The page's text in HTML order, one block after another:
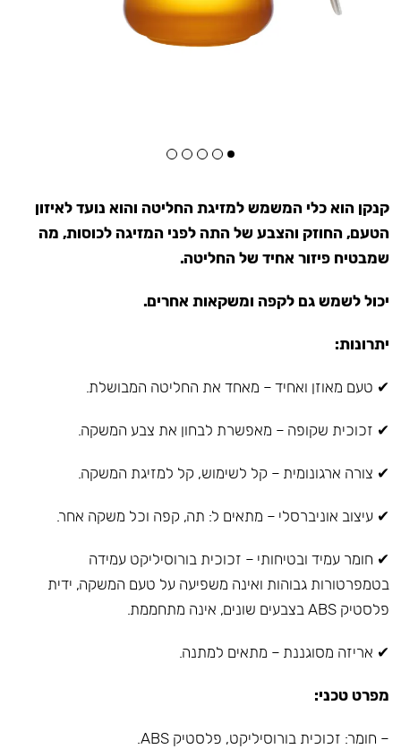
קנקן הוא כלי המשמש למזיגת החליטה והוא נועד לאיזון
הטעם, החוזק והצבע של התה לפני המזיגה לכוסות, מה
שמבטיח פיזור אחיד של החליטה.
יכול לשמש גם לקפה ומשקאות אחרים.
יתרונות:
✔ טעם מאוזן ואחיד – מאחד את החליטה המבושלת.
✔ זכוכית שקופה – מאפשרת לבחון את צבע המשקה.
✔ צורה ארגונומית – קל לשימוש, קל למזיגת המשקה.
✔ עיצוב אוניברסלי – מתאים ל: תה, קפה וכל משקה אחר.
✔ חומר עמיד ובטיחותי – זכוכית בורוסיליקט עמידה
בטמפרטורות גבוהות ואינה משפיעה על טעם המשקה, ידית
פלסטיק ABS בצבעים שונים, אינה מתחממת.
✔ אריזה מסוגננת – מתאים למתנה.
מפרט טכני:
– חומר: זכוכית בורוסיליקט, פלסטיק ABS.